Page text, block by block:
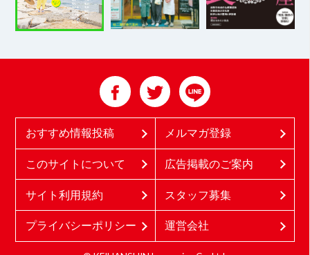
おすすめ情報投稿 メルマガ登録
このサイトについて 広告掲載のご案内
サイト利用規約 スタッフ募集
プライバシーポリシー 運営会社